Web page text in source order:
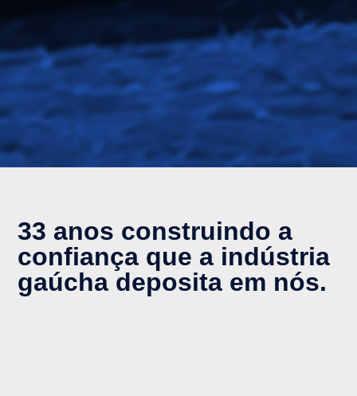
33 anos construindo a
confiança que a indústria
gaúcha deposita em nós.